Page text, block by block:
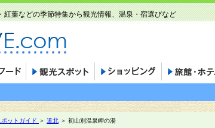
葉などの季節特集から観光情報、温泉・宿選びなど
ットガイド ＞ 道北 ＞ 初山別温泉岬の湯